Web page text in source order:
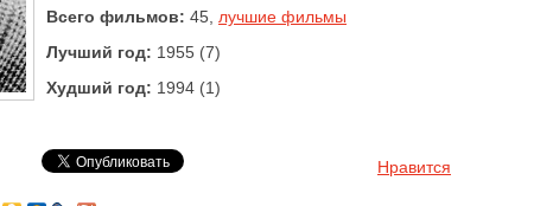
Всего фильмов: 45, лучшие фильмы
Лучший год: 1955 (7)
Худший год: 1994 (1)
Нравится